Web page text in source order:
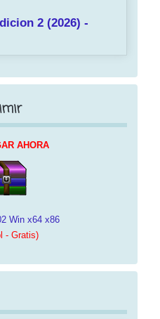
2 (2026) -
AHORA
Win x64 x86
- Gratis)